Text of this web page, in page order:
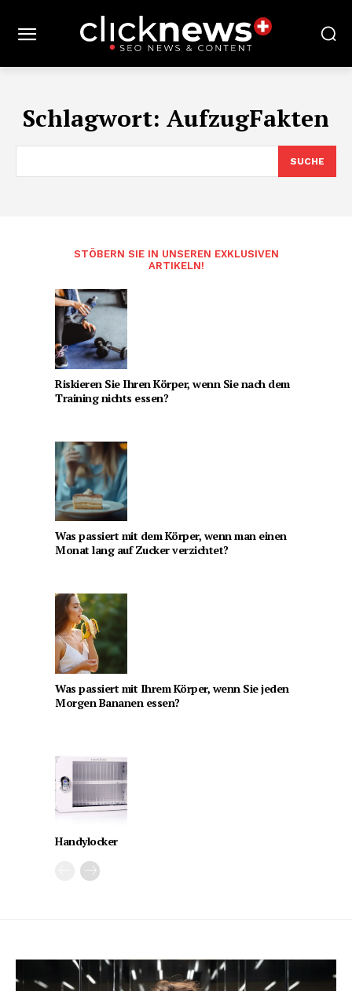
Schlagwort: AufzugFakten
SUCHE
STÖBERN SIE IN UNSEREN EXKLUSIVEN
ARTIKELN!
Riskieren Sie Ihren Körper, wenn Sie nach dem
Training nichts essen?
Was passiert mit dem Körper, wenn man einen
Monat lang auf Zucker verzichtet?
Was passiert mit Ihrem Körper, wenn Sie jeden
Morgen Bananen essen?
Handylocker